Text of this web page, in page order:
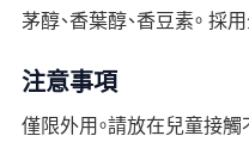
茅醇、香葉醇、香豆素。 採
注意事項
僅限外用。請放在兒童接觸